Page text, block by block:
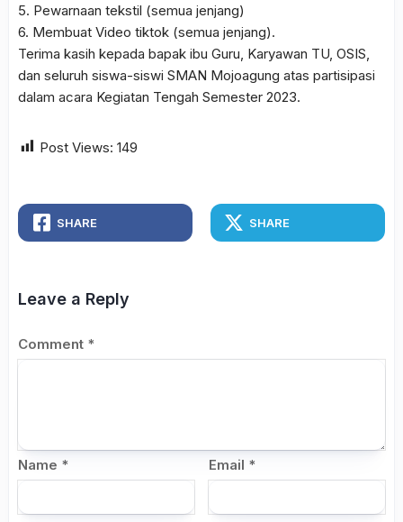
5. Pewarnaan tekstil (semua jenjang)
6. Membuat Video tiktok (semua jenjang).
Terima kasih kepada bapak ibu Guru, Karyawan TU, OSIS,
dan seluruh siswa-siswi SMAN Mojoagung atas partisipasi
dalam acara Kegiatan Tengah Semester 2023.
Post Views: 149
SHARE SHARE
Leave a Reply
Comment *
Name * Email *